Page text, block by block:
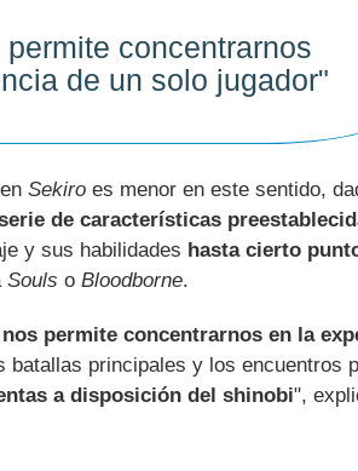
concentrarnos
de un solo jugador"
Sekiro es menor en este sentido,
de características
y sus habilidades hasta cierto
Souls o Bloodborne.
nos permite concentrarnos en la
batallas principales y los encuentros
a disposición del shinobi",